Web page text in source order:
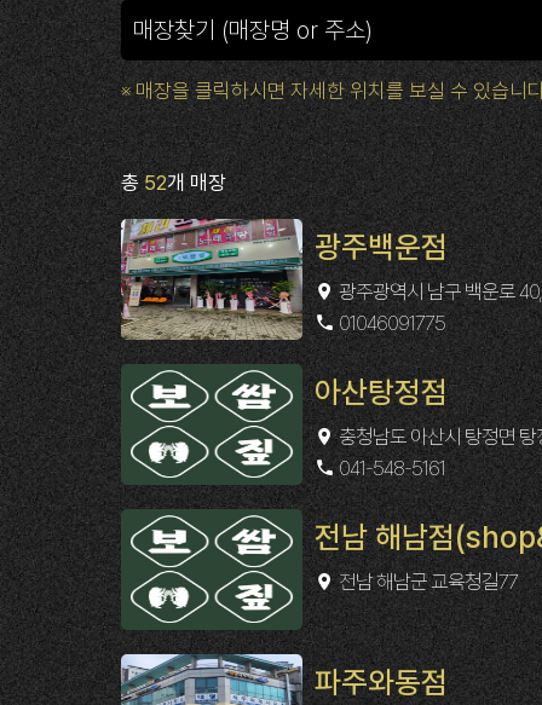
※ 매장을 클릭하시면 자세한 위치를 보실 수 있습니
총52개 매장
광주백운점
광주광역시 남구 백운로
01046091775
아산탕정점
충청남도 아산시 탕정면
041-548-5161
전남 해남점
전남 해남군 교육청길77
파주와동점